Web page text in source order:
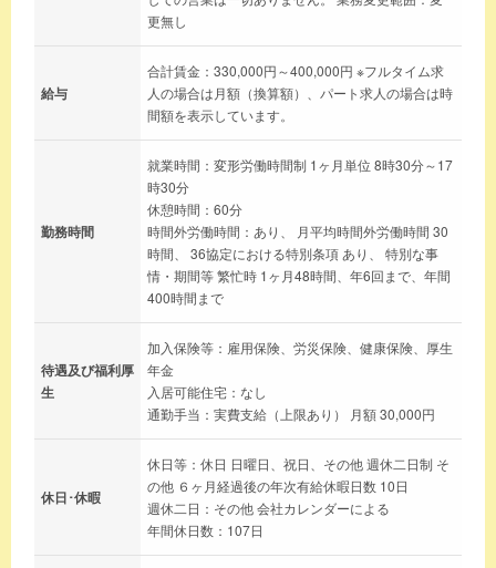
更無し
給与
合計賃金：330,000円～400,000円 ※フルタイム求
人の場合は月額（換算額）、パート求人の場合は時
間額を表示しています。
勤務時間
就業時間：変形労働時間制 1ヶ月単位 8時30分～17
時30分
休憩時間：60分
時間外労働時間：あり、 月平均時間外労働時間 30
時間、 36協定における特別条項 あり、 特別な事
情・期間等 繁忙時 1ヶ月48時間、年6回まで、年間
400時間まで
待遇及び福利厚
生
加入保険等：雇用保険、労災保険、健康保険、厚生
年金
入居可能住宅：なし
通勤手当：実費支給（上限あり） 月額 30,000円
休日･休暇
休日等：休日 日曜日、祝日、その他 週休二日制 そ
の他 ６ヶ月経過後の年次有給休暇日数 10日
週休二日：その他 会社カレンダーによる
年間休日数：107日